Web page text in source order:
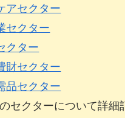
アセクター
セクター
クター
財セクター
品セクター
セクターについて詳